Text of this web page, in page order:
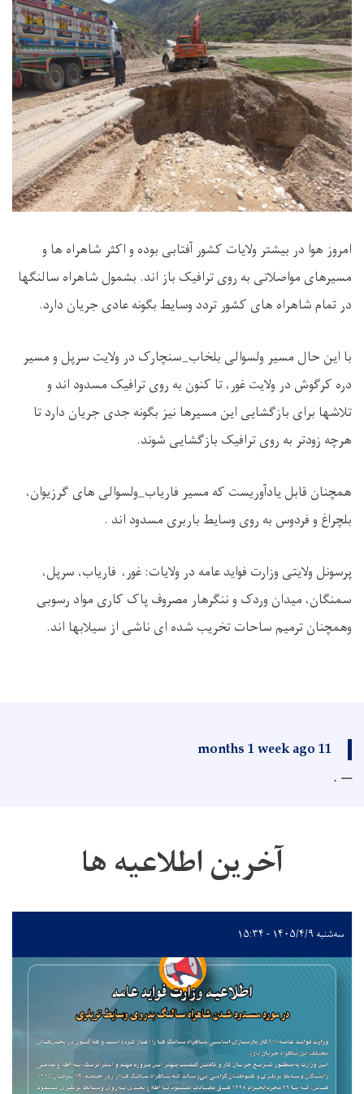
امروز هوا در بیشتر ولایات کشور آفتابی بوده و اکثر شاهراه ها و
مسیرهای مواصلاتی به روی ترافیک باز اند. بشمول شاهراه سالنگها
در تمام شاهراه های کشور تردد وسایط بگونه عادی جریان دارد.
با این حال مسیر ولسوالی بلخاب_سنچارک در ولایت سرپل و مسیر
دره کرگوش در ولایت غور، تا کنون به روی ترافیک مسدود اند و
تلاشها برای بازگشایی این مسیرها نیز بگونه جدی جریان دارد تا
هرچه زودتر به روی ترافیک بازگشایی شوند.
همچنان قابل یادآوریست که مسیر فاریاب_ولسوالی های گرزیوان،
بلچراغ و فردوس به روی وسایط باربری مسدود اند .
پرسونل ولایتی وزارت فواید عامه در ولایات: غور، فاریاب، سرپل،
سمنگان، میدان وردک و ننگرهار مصروف پاک کاری مواد رسوبی
وهمچنان ترمیم ساحات تخریب شده ای ناشی از سیلابها اند.
11 months 1 week ago
.
آخرین اطلاعیه ها
سه‌شنبه ۱۴۰۵/۴/۹ - ۱۵:۳۴